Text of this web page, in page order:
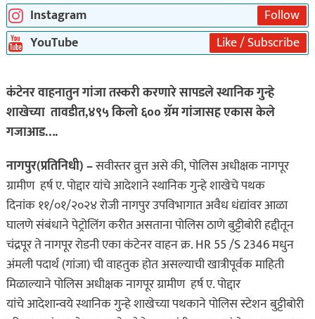
Instagram
Follow
YouTube
Like / Subscribe
कंटेनर वाहनातुन गांजा तस्करी करणारे सापडले स्थानिक गुन्हे
शाखेच्या तावडीत,४९५ किलो ६०० ग्रॅम गांजासह एकास केले
गजाआड….
नागपुर(प्रतिनिधी) –सवीस्तर व्रुत्त असे की, पोलिस अधीक्षक नागपूर
ग्रामीण हर्ष ए. पोद्दार यांचे आदेशाने स्थानिक गुन्हे शाखेचे पथक
दिनांक ११/०१/२०२४ रोजी नागपुर उपविभागात अवैध धंद्यांवर आळा
घालणे संबंधाने पेट्रोलिंग करीत असताना पोलिस ठाणे बुट्टीबोरी हद्दीतून
चंद्रपूर ते नागपूर रोडनी एका कंटेनर वाहन क्र. HR 55 /S 2346 मधुन
अंमली पदार्थ (गांजा) ची वाहतुक होत असल्याची खात्रीपूर्वक माहिती
मिळाल्याने पोलिस अधीक्षक नागपूर ग्रामीण हर्ष ए. पोद्दार
यांचे आदेशान्वये स्थानिक गुन्हे शाखेच्या पथकाने पोलिस स्टेशन बुट्टीबोरी